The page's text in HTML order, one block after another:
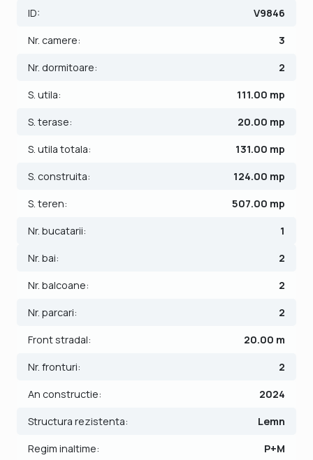
Compartimentarea este dispusa dupa cum urmeaza:
baie, bucatarie, curte cu gazon.
mp o baie si hol.
Finisajele interioare sunt moderne:
- Usa intrare: PVC;
- Tamplarie ferestre: pvc;
lemn masiv.
centrala proprie pe curent cu incalzire prin pardoseala,
Pretul este de 168.990€ - COMISION 0%.
Se accepta ca si modalitate de plata surse proprii sau
credit bancar.
Indicator performanta energetica: Clasa A
ID: V9846
Nr. camere: 3
Nr. dormitoare: 2
S. utila: 111.00 mp
S. terase: 20.00 mp
S. utila totala: 131.00 mp
S. construita: 124.00 mp
S. teren: 507.00 mp
Nr. bucatarii: 1
Nr. bai: 2
Nr. balcoane: 2
Nr. parcari: 2
Front stradal: 20.00 m
Nr. fronturi: 2
An constructie: 2024
Structura rezistenta: Lemn
Regim inaltime: P+M